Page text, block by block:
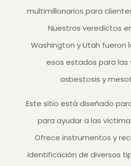
multimillonarios para
Nuestros veredictos
Washington y Utah fueron
esos estados para las
asbestosis y
Este sitio está diseñado
para ayudar a las
Ofrece instrumentos y
identificación de diversos